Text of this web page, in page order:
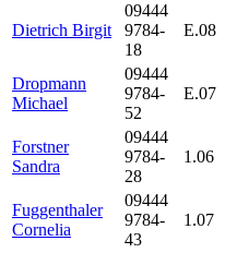
Dietrich Birgit
09444
9784-
18
E.08
Dropmann
Michael
09444
9784-
52
E.07
Forstner
Sandra
09444
9784-
28
1.06
Fuggenthaler
Cornelia
09444
9784-
43
1.07